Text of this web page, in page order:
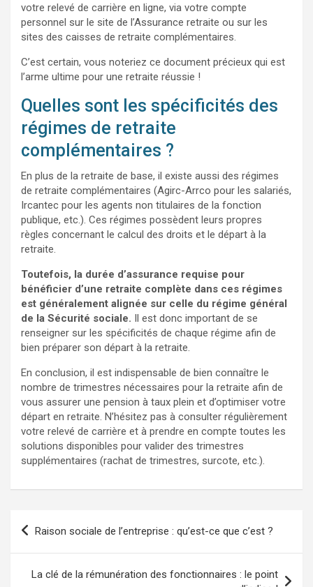
votre relevé de carrière en ligne, via votre compte
personnel sur le site de l’Assurance retraite ou sur les
sites des caisses de retraite complémentaires.
C’est certain, vous noteriez ce document précieux qui est
l’arme ultime pour une retraite réussie !
Quelles sont les spécificités des
régimes de retraite
complémentaires ?
En plus de la retraite de base, il existe aussi des régimes
de retraite complémentaires (Agirc-Arrco pour les salariés,
Ircantec pour les agents non titulaires de la fonction
publique, etc.). Ces régimes possèdent leurs propres
règles concernant le calcul des droits et le départ à la
retraite.
Toutefois, la durée d’assurance requise pour
bénéficier d’une retraite complète dans ces régimes
est généralement alignée sur celle du régime général
de la Sécurité sociale. Il est donc important de se
renseigner sur les spécificités de chaque régime afin de
bien préparer son départ à la retraite.
En conclusion, il est indispensable de bien connaître le
nombre de trimestres nécessaires pour la retraite afin de
vous assurer une pension à taux plein et d’optimiser votre
départ en retraite. N’hésitez pas à consulter régulièrement
votre relevé de carrière et à prendre en compte toutes les
solutions disponibles pour valider des trimestres
supplémentaires (rachat de trimestres, surcote, etc.).
Navigation
l’article
Raison sociale de l’entreprise : qu’est-ce que c’est ?
La clé de la rémunération des fonctionnaires : le point